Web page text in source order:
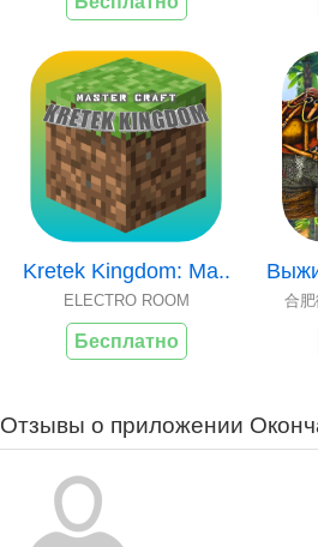
Kretek Kingdom: Ma..
ELECTRO ROOM
Бесплатно
合
Отзывы о приложении